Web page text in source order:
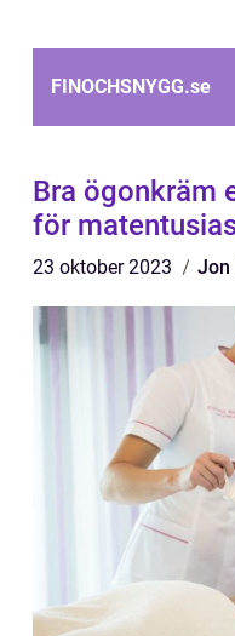
FINOCHSNYGG.se
Bra ögonkräm
för
23 oktober 2023 Jon